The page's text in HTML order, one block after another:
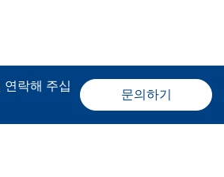
락해 주십
문의하기